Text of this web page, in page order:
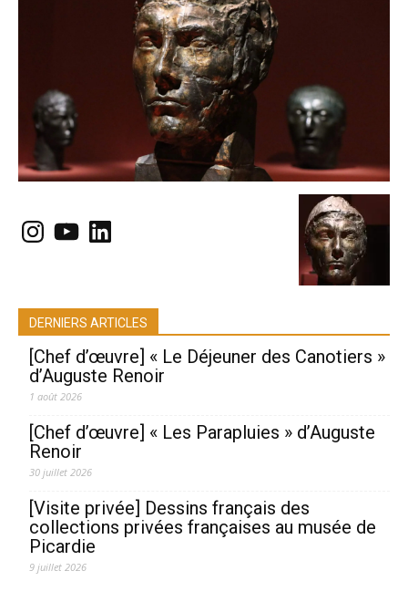
Instagram
YouTubeLinkedIn
DERNIERS ARTICLES
[Chef d’œuvre] « Le Déjeuner des Canotiers »
d’Auguste Renoir
1 août 2026
[Chef d’œuvre] « Les Parapluies » d’Auguste
Renoir
30 juillet 2026
[Visite privée] Dessins français des
collections privées françaises au musée de
Picardie
9 juillet 2026